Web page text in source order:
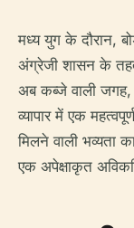
मध्य युग के दौरान,
अंग्रेजी शासन के तहत
अब कब्जे वाली
व्यापार में एक
मिलने वाली भव्यता
एक अपेक्षाकृत